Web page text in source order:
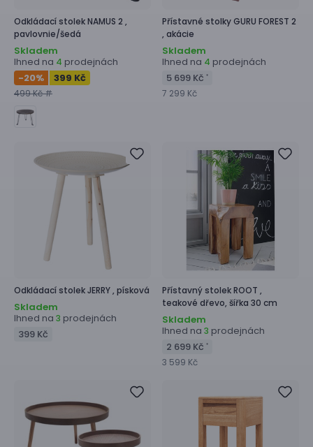
Odkládací stolekNAMUS 2 ,
pavlovnie/šedá
Skladem
Ihned na 4 prodejnách
-20% 399 Kč
499 Kč #
Přístavné stolkyGURU FOREST 2
, akácie
Skladem
Ihned na 4 prodejnách
5 699 Kč *
7 299 Kč
Odkládací stolekJERRY , písková
Skladem
Ihned na 3 prodejnách
399 Kč
Přístavný stolekROOT ,
teakové dřevo, šířka 30 cm
Skladem
Ihned na 3 prodejnách
2 699 Kč *
3 599 Kč